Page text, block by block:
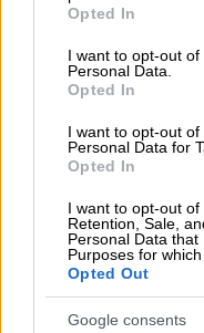
use your data for
consent section.
Opted In
I want to opt-out
Personal Data.
Opted In
I want to opt-out
Personal Data for
Opted In
I want to opt-out of
Retention, Sale,
Personal Data
Purposes for
Opted Out
Google consents
επόμενους μήνες.
Μετά τον
«ένα - ένα τα
Ο υπουργός
του ΕΣΥ,
αφού σε
Μέσα στον Μάιο
Ο Άδωνις